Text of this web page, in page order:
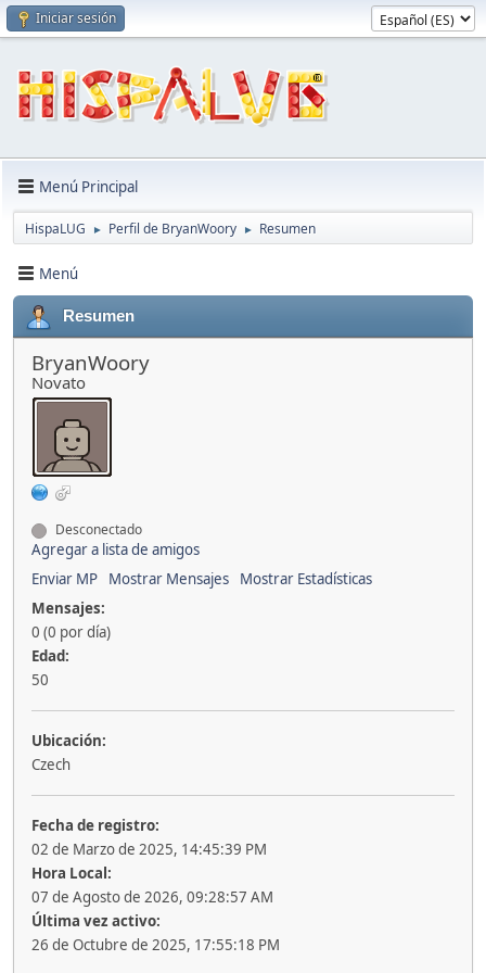
Iniciar sesión
Menú Principal
HispaLUG ► Perfil de BryanWoory ► Resumen
Menú
Resumen
BryanWoory
Novato
Desconectado
Agregar a lista de amigos
Enviar MP
Mostrar Mensajes
Mostrar Estadísticas
Mensajes:
0 (0 por día)
Edad:
50
Ubicación:
Czech
Fecha de registro:
02 de Marzo de 2025, 14:45:39 PM
Hora Local:
07 de Agosto de 2026, 09:28:57 AM
Última vez activo:
26 de Octubre de 2025, 17:55:18 PM